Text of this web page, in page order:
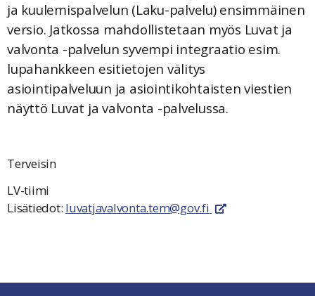
ja kuulemispalvelun (Laku-palvelu) ensimmäinen
versio. Jatkossa mahdollistetaan myös Luvat ja
valvonta -palvelun syvempi integraatio esim.
lupahankkeen esitietojen välitys
asiointipalveluun ja asiointikohtaisten viestien
näyttö Luvat ja valvonta -palvelussa.
Terveisin
LV-tiimi
Lisätiedot: luvatjavalvonta.tem@gov.fi linkki avautuu